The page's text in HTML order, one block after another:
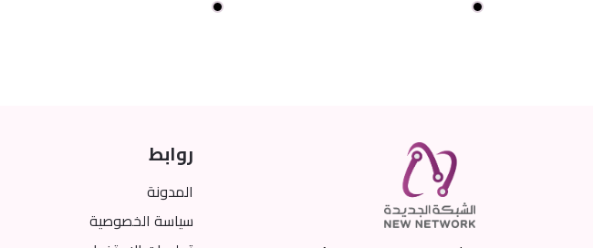
روابط
المدونة
سياسة الخصوصية